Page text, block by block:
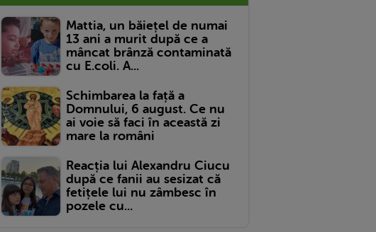
Mattia, un băiețel de numai
13 ani a murit după ce a
mâncat brânză contaminată
cu E.coli. A...
Schimbarea la față a
Domnului, 6 august. Ce nu
ai voie să faci în această zi
mare la români
Reacția lui Alexandru Ciucu
după ce fanii au sesizat că
fetițele lui nu zâmbesc în
pozele cu...